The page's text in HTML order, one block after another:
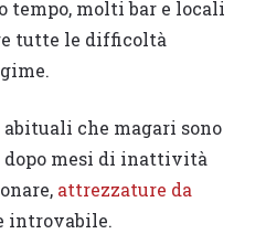
tempo, molti bar e locali
tutte le difficoltà
che magari sono
mesi di inattività
attrezzature da
introvabile.